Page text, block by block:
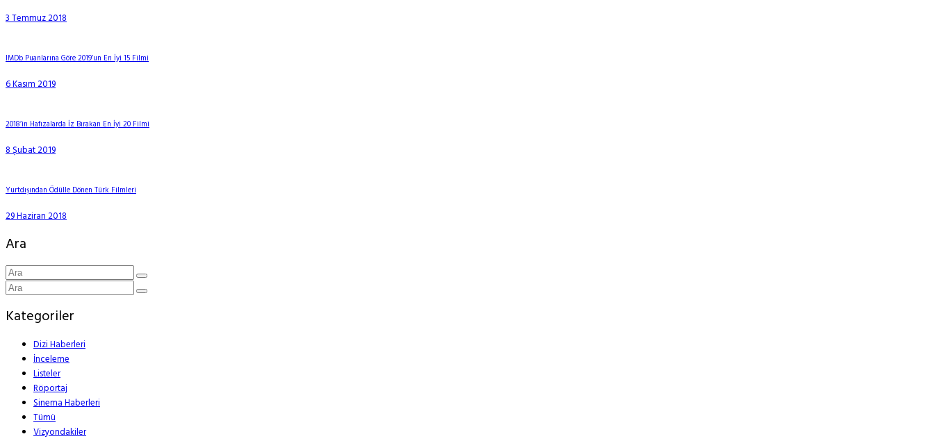
3 Temmuz 2018
IMDb Puanlarına Göre 2019’un En İyi 15 Filmi
6 Kasım 2019
2018’in Hafızalarda İz Bırakan En İyi 20 Filmi
8 Şubat 2019
Yurtdışından Ödülle Dönen Türk Filmleri
29 Haziran 2018
Ara
Kategoriler
Dizi Haberleri
İnceleme
Listeler
Röportaj
Sinema Haberleri
Tümü
Vizyondakiler